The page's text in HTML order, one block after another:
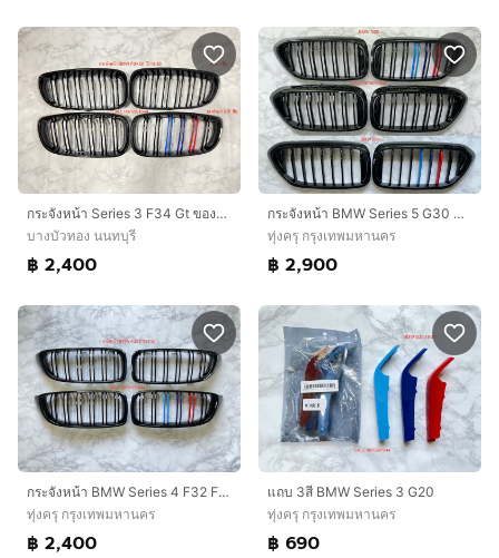
กระจังหน้า Series 3 F34 Gt ของใหม่
บางบัวทอง นนทบุรี
฿ 2,400
กระจังหน้า BMW Series 5 G30 ของใหม่
ทุ่งครุ กรุงเทพมหานคร
฿ 2,900
กระจังหน้า BMW Series 4 F32 F33 F36 ของใหม่
ทุ่งครุ กรุงเทพมหานคร
฿ 2,400
แถบ 3สี BMW Series 3 G20
ทุ่งครุ กรุงเทพมหานคร
฿ 690